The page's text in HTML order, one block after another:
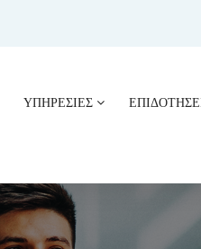
ΥΠΗΡΕΣΙΕΣ